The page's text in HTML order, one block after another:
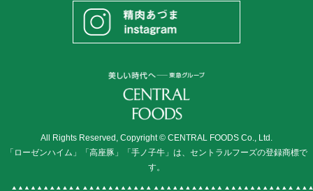
All Rights Reserved, Copyright © CENTRAL FOODS Co., Ltd.
「ローゼンハイム」「高座豚」「手ノ子牛」は、セントラルフーズの登録商標で
す。